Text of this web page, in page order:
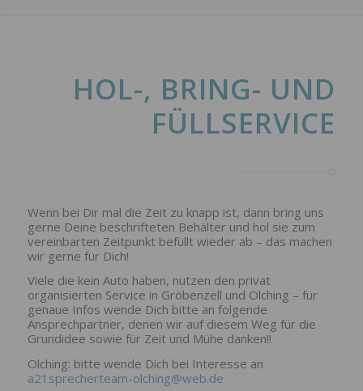
HOL-, BRING- UND
FÜLLSERVICE
Wenn bei Dir mal die Zeit zu knapp ist, dann bring uns
gerne Deine beschrifteten Behälter und hol sie zum
vereinbarten Zeitpunkt befüllt wieder ab – das machen
wir gerne für Dich!
Viele die kein Auto haben, nutzen den privat
organisierten Service in Gröbenzell und Olching – für
genaue Infos wende Dich bitte an folgende
Ansprechpartner, denen wir auf diesem Weg für die
Grundidee sowie für Zeit und Mühe danken!!
Olching: bitte wende Dich bei Interesse an
a21sprecherteam-olching@web.de